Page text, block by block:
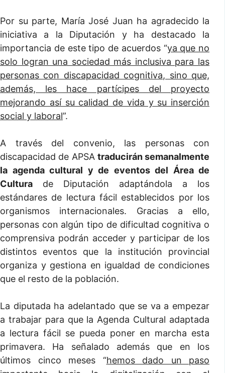
Por su parte, María José Juan ha agradecido la
iniciativa a la Diputación y ha destacado la
importancia de este tipo de acuerdos “ya que no
solo logran una sociedad más inclusiva para las
personas con discapacidad cognitiva, sino que,
además, les hace partícipes del proyecto
mejorando así su calidad de vida y su inserción
social y laboral”.
A través del convenio, las personas con
discapacidad de APSA traducirán semanalmente
la agenda cultural y de eventos del Área de
Cultura de Diputación adaptándola a los
estándares de lectura fácil establecidos por los
organismos internacionales. Gracias a ello,
personas con algún tipo de dificultad cognitiva o
comprensiva podrán acceder y participar de los
distintos eventos que la institución provincial
organiza y gestiona en igualdad de condiciones
que el resto de la población.
La diputada ha adelantado que se va a empezar
a trabajar para que la Agenda Cultural adaptada
a lectura fácil se pueda poner en marcha esta
primavera. Ha señalado además que en los
últimos cinco meses “hemos dado un paso